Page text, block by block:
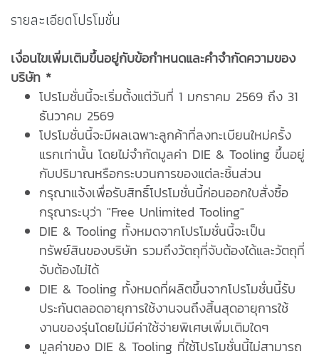
รายละเอียดโปรโมชั่น
เงื่อนไขเพิ่มเติมขึ้นอยู่กับข้อกำหนดและคำจำกัดความของ
บริษัท *
โปรโมชั่นนี้จะเริ่มตั้งแต่วันที่ 1 มกราคม 2569 ถึง 31
ธันวาคม 2569
โปรโมชั่นนี้จะมีผลเฉพาะลูกค้าที่ลงทะเบียนใหม่ครั้ง
แรกเท่านั้น โดยไม่จำกัดมูลค่า DIE & Tooling ขึ้นอยู่
กับปริมาณหรือกระบวนการของแต่ละชิ้นส่วน
กรุณาแจ้งเพื่อรับสิทธิ์โปรโมชั่นนี้ก่อนออกใบสั่งซื้อ
กรุณาระบุว่า "Free Unlimited Tooling"
DIE & Tooling ทั้งหมดจากโปรโมชั่นนี้จะเป็น
ทรัพย์สินของบริษัท รวมถึงวัตถุที่จับต้องได้และวัตถุที่
จับต้องไม่ได้
DIE & Tooling ทั้งหมดที่ผลิตขึ้นจากโปรโมชั่นนี้รับ
ประกันตลอดอายุการใช้งานจนถึงสิ้นสุดอายุการใช้
งานของรุ่นโดยไม่มีค่าใช้จ่ายพิเศษเพิ่มเติมใดๆ
มูลค่าของ DIE & Tooling ที่ใช้โปรโมชั่นนี้ไม่สามารถ